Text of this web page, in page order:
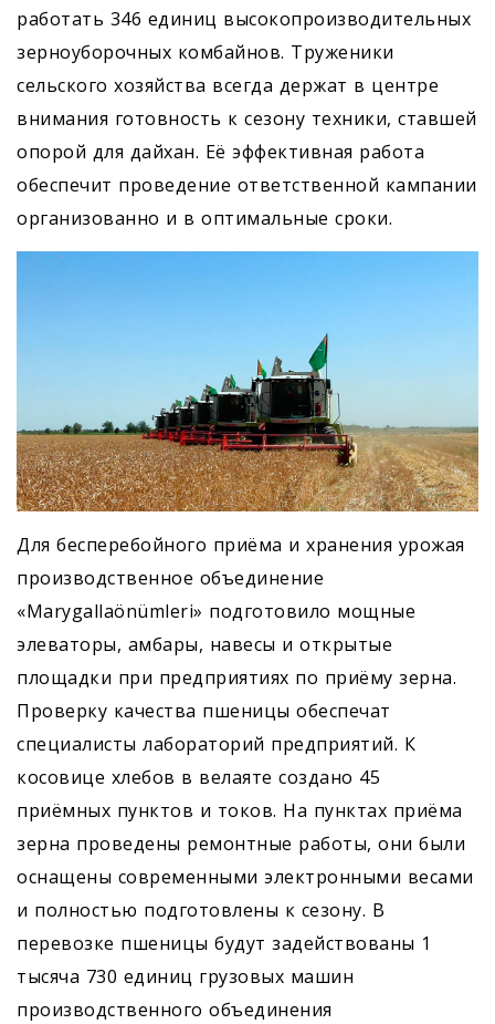
работать 346 единиц высокопроизводительных
зерноуборочных комбайнов. Труженики
сельского хозяйства всегда держат в центре
внимания готовность к сезону техники, ставшей
опорой для дайхан. Её эффективная работа
обеспечит проведение ответственной кампании
организованно и в оптимальные сроки.
Для бесперебойного приёма и хранения урожая
производственное объединение
«Marygallaönümleri» подготовило мощные
элеваторы, амбары, навесы и открытые
площадки при предприятиях по приёму зерна.
Проверку качества пшеницы обеспечат
специалисты лабораторий предприятий. К
косовице хлебов в велаяте создано 45
приёмных пунктов и токов. На пунктах приёма
зерна проведены ремонтные работы, они были
оснащены современными электронными весами
и полностью подготовлены к сезону. В
перевозке пшеницы будут задействованы 1
тысяча 730 единиц грузовых машин
производственного объединения